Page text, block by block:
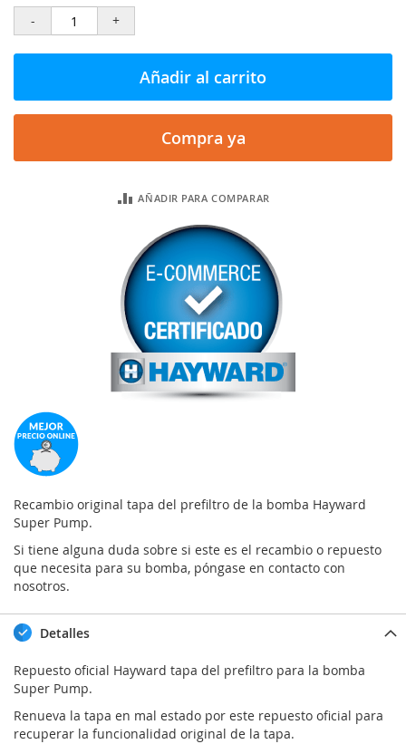
-
+
Añadir al carrito
Compra ya
AÑADIR PARA COMPARAR
Recambio original tapa del prefiltro de la bomba Hayward
Super Pump.
Si tiene alguna duda sobre si este es el recambio o repuesto
que necesita para su bomba, póngase en contacto con
nosotros.
Detalles
Repuesto oficial Hayward tapa del prefiltro para la bomba
Super Pump.
Renueva la tapa en mal estado por este repuesto oficial para
recuperar la funcionalidad original de la tapa.